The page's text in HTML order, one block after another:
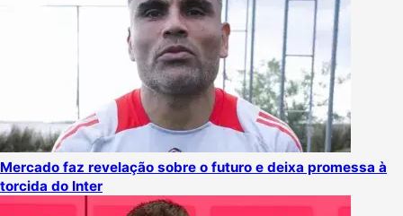
Mercado faz revelação sobre o futuro e deixa promessa à
torcida do Inter